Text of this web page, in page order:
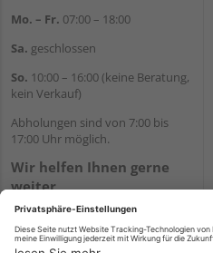
Mo. – Fr. 07:00 – 18:00
Sa. geschlossen
So. 10:00 – 16:00 (keine Beratung,
kein Verkauf)
Abholungen sind von 7:00 bis
17:00 Uhr möglich.
Wir helfen Ihnen gerne
weiter
Tel.:+49 2462 99099
WhatsApp